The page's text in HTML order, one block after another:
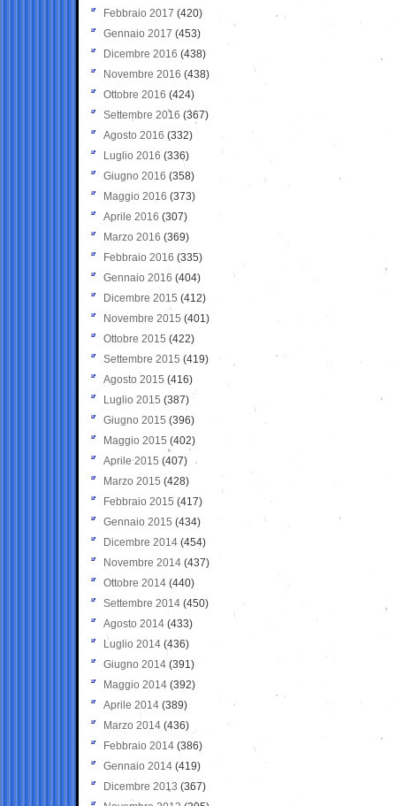
Febbraio 2017 (420)
Gennaio 2017 (453)
Dicembre 2016 (438)
Novembre 2016 (438)
Ottobre 2016 (424)
Settembre 2016 (367)
Agosto 2016 (332)
Luglio 2016 (336)
Giugno 2016 (358)
Maggio 2016 (373)
Aprile 2016 (307)
Marzo 2016 (369)
Febbraio 2016 (335)
Gennaio 2016 (404)
Dicembre 2015 (412)
Novembre 2015 (401)
Ottobre 2015 (422)
Settembre 2015 (419)
Agosto 2015 (416)
Luglio 2015 (387)
Giugno 2015 (396)
Maggio 2015 (402)
Aprile 2015 (407)
Marzo 2015 (428)
Febbraio 2015 (417)
Gennaio 2015 (434)
Dicembre 2014 (454)
Novembre 2014 (437)
Ottobre 2014 (440)
Settembre 2014 (450)
Agosto 2014 (433)
Luglio 2014 (436)
Giugno 2014 (391)
Maggio 2014 (392)
Aprile 2014 (389)
Marzo 2014 (436)
Febbraio 2014 (386)
Gennaio 2014 (419)
Dicembre 2013 (367)